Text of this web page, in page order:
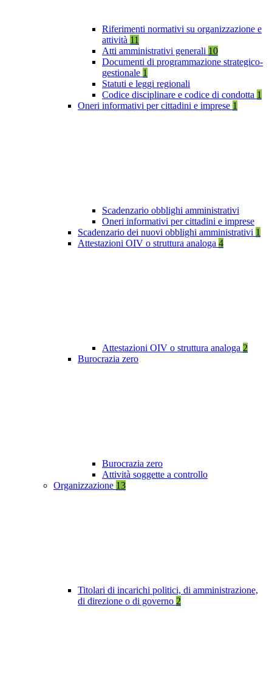
Riferimenti normativi su organizzazione e
attività 11
Atti amministrativi generali 10
Documenti di programmazione strategico-
gestionale 1
Statuti e leggi regionali
Codice disciplinare e codice di condotta 1
Oneri informativi per cittadini e imprese 1
Scadenzario obblighi amministrativi
Oneri informativi per cittadini e imprese
Scadenzario dei nuovi obblighi amministrativi 1
Attestazioni OIV o struttura analoga 4
Attestazioni OIV o struttura analoga 2
Burocrazia zero
Burocrazia zero
Attività soggette a controllo
Organizzazione 13
Titolari di incarichi politici, di amministrazione,
di direzione o di governo 2